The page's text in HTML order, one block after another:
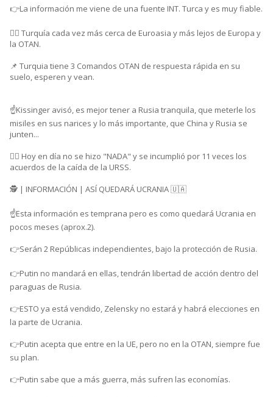
👉La información me viene de una fuente INT. Turca y es muy fiable.
👉🏼 Turquía cada vez más cerca de Euroasia y más lejos de Europa y
la OTAN.
📌 Turquia tiene 3 Comandos OTAN de respuesta rápida en su
suelo, esperen y vean.
☝️Kissinger avisó, es mejor tener a Rusia tranquila, que meterle los
misiles en sus narices y lo más importante, que China y Rusia se
junten...
👉🏼 Hoy en día no se hizo "NADA" y se incumplió por 11 veces los
acuerdos de la caída de la URSS.
🕵 | INFORMACIÓN | ASÍ QUEDARÁ UCRANIA 🇺🇦
☝️Esta información es temprana pero es como quedará Ucrania en
pocos meses (aprox.2).
👉Serán 2 Repúblicas independientes, bajo la protección de Rusia.
👉Putin no mandará en ellas, tendrán libertad de acción dentro del
paraguas de Rusia.
👉ESTO ya está vendido, Zelensky no estará y habrá elecciones en
la parte de Ucrania.
👉Putin acepta que entre en la UE, pero no en la OTAN, siempre fue
su plan.
👉Putin sabe que a más guerra, más sufren las economías.